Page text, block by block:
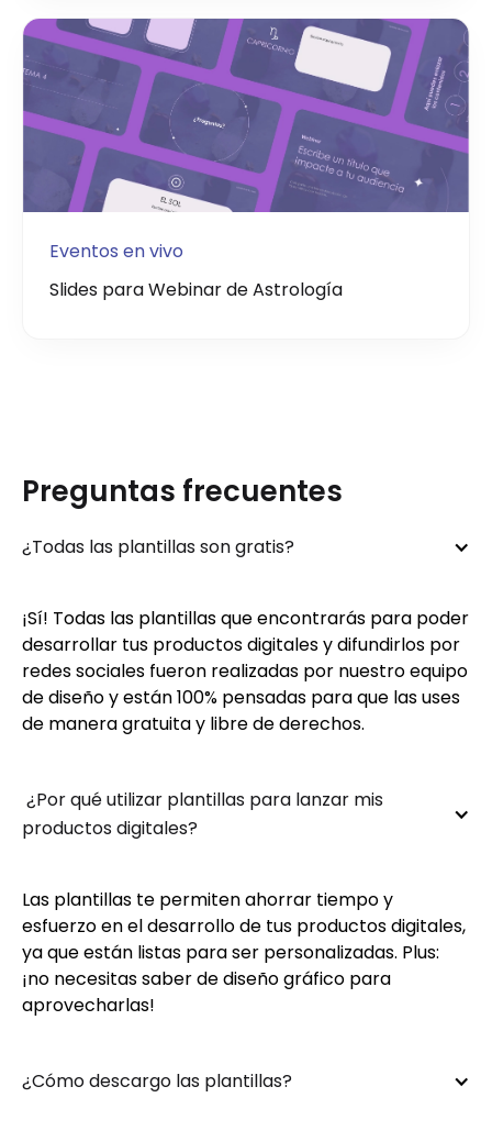
Eventos en vivo
Slides para Webinar de Astrología
Preguntas frecuentes
¿Todas las plantillas son gratis?
¡Sí! Todas las plantillas que encontrarás para poder
desarrollar tus productos digitales y difundirlos por
redes sociales fueron realizadas por nuestro equipo
de diseño y están 100% pensadas para que las uses
de manera gratuita y libre de derechos.
¿Por qué utilizar plantillas para lanzar mis
productos digitales?
Las plantillas te permiten ahorrar tiempo y
esfuerzo en el desarrollo de tus productos digitales,
ya que están listas para ser personalizadas. Plus:
¡no necesitas saber de diseño gráfico para
aprovecharlas!
¿Cómo descargo las plantillas?